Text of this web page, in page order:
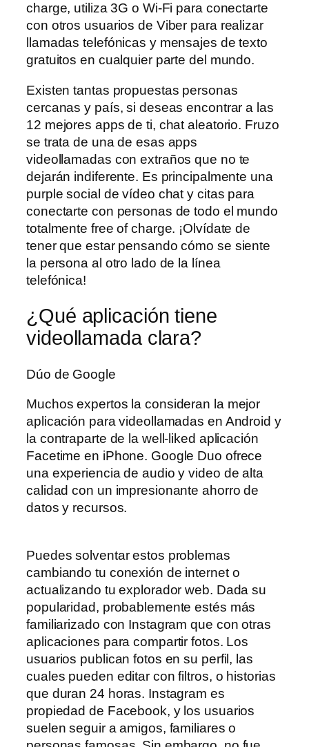
charge, utiliza 3G o Wi-Fi para conectarte
con otros usuarios de Viber para realizar
llamadas telefónicas y mensajes de texto
gratuitos en cualquier parte del mundo.
Existen tantas propuestas personas
cercanas y país, si deseas encontrar a las
12 mejores apps de ti, chat aleatorio. Fruzo
se trata de una de esas apps
videollamadas con extraños que no te
dejarán indiferente. Es principalmente una
purple social de vídeo chat y citas para
conectarte con personas de todo el mundo
totalmente free of charge. ¡Olvídate de
tener que estar pensando cómo se siente
la persona al otro lado de la línea
telefónica!
¿Qué aplicación tiene
videollamada clara?
Dúo de Google
Muchos expertos la consideran la mejor
aplicación para videollamadas en Android y
la contraparte de la well-liked aplicación
Facetime en iPhone. Google Duo ofrece
una experiencia de audio y video de alta
calidad con un impresionante ahorro de
datos y recursos.
Puedes solventar estos problemas
cambiando tu conexión de internet o
actualizando tu explorador web. Dada su
popularidad, probablemente estés más
familiarizado con Instagram que con otras
aplicaciones para compartir fotos. Los
usuarios publican fotos en su perfil, las
cuales pueden editar con filtros, o historias
que duran 24 horas. Instagram es
propiedad de Facebook, y los usuarios
suelen seguir a amigos, familiares o